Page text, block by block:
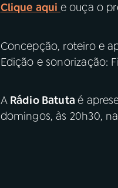
Clique aqui e ouça o
Concepção, roteiro e
Edição e sonorização:
A Rádio Batutaé
domingos, às 20h30,